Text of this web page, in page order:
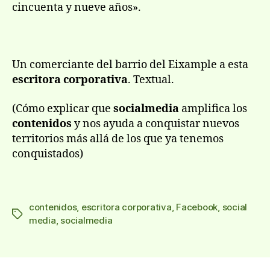
cincuenta y nueve años».
Un comerciante del barrio del Eixample a esta
escritora corporativa. Textual.
(Cómo explicar que socialmedia amplifica los
contenidos y nos ayuda a conquistar nuevos
territorios más allá de los que ya tenemos
conquistados)
Etiquetas
contenidos, escritora corporativa Facebook social
media socialmedia